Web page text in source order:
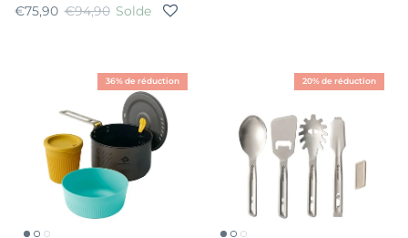
Prix soldé
€75,90 Prix habituel
€94,90 Solde
36% de réduction 20% de réduction